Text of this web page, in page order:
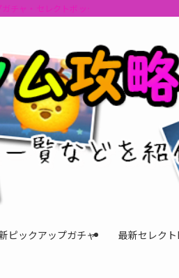
チャ・セレクトボックスの情報を最速で
ピックアップガチャ 最新セレクト